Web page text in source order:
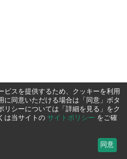
ビスを提供するため、クッキーを利用
に同意いただける場合は「同意」ボタ
リシーについては「詳細を見る」をク
は当サイトの サイトポリシー をご確
同意